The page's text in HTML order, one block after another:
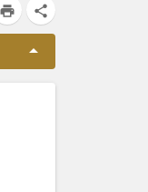
print share
arrow_drop_up